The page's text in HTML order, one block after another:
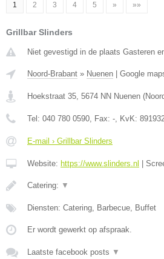
1 2 3 4 5 » »»
Grillbar Slinders
Niet gevestigd in de plaats Gasteren
Noord-Brabant » Nuenen Google
Hoekstraat 35, 5674 NN Nuenen (
Tel: 040 780 0590, Fax: -, KvK:
E-mail › Grillbar Slinders
Website: https://www.slinders.nl
Catering: ▼
Diensten: Catering, Barbecue, Buffet
Er wordt gewerkt op afspraak.
Laatste facebook posts ▼